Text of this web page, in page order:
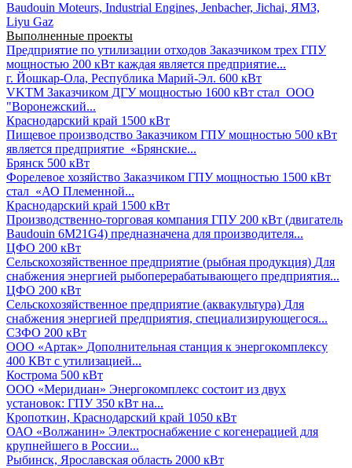
Baudouin Moteurs, Industrial Engines, Jenbacher, Jichai, ЯМЗ,
Liyu Gaz
Выполненные проекты
Предприятие по утилизации отходов Заказчиком трех ГПУ
мощностью 200 кВт каждая является предприятие...
г. Йошкар-Ола, Республика Марий-Эл. 600 кВт
VKTM Заказчиком ДГУ мощностью 1600 кВт стал ООО
"Воронежский...
Краснодарский край 1500 кВт
Пищевое производство Заказчиком ГПУ мощностью 500 кВт
является предприятие «Брянские...
Брянск 500 кВт
Форелевое хозяйство Заказчиком ГПУ мощностью 1500 кВт
стал «АО Племенной...
Краснодарский край 1500 кВт
Производственно-торговая компания ГПУ 200 кВт (двигатель
Baudouin 6M21G4) предназначена для производителя...
ЦФО 200 кВт
Сельскохозяйственное предприятие (рыбная продукция) Для
снабжения энергией рыбоперерабатывающего предприятия...
ЦФО 200 кВт
Сельскохозяйственное предприятие (аквакультура) Для
снабжения энергией предприятия, специализирующегося...
СЗФО 200 кВт
ООО «Артак» Дополнительная станция к энергокомплексу
400 КВт с утилизацией...
Кострома 500 кВт
ООО «Меридиан» Энергокомплекс состоит из двух
установок: ГПУ 350 кВт на...
Кропоткин, Краснодарский край 1050 кВт
ОАО «Волжанин» Электроснабжение с когенерацией для
крупнейшего в России...
Рыбинск, Ярославская область 2000 кВт